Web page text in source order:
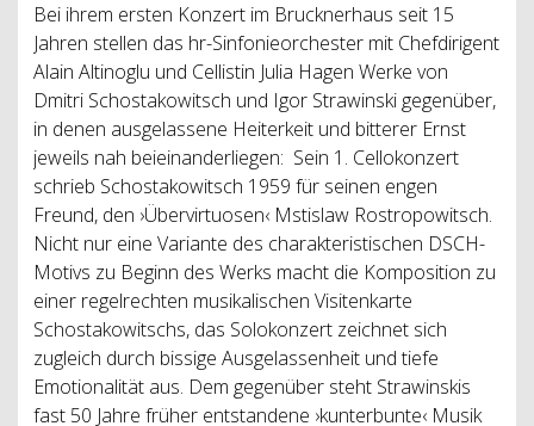
Bei ihrem ersten Konzert im Brucknerhaus seit 15
Jahren stellen das hr-Sinfonieorchester mit Chefdirigent
Alain Altinoglu und Cellistin Julia Hagen Werke von
Dmitri Schostakowitsch und Igor Strawinski gegenüber,
in denen ausgelassene Heiterkeit und bitterer Ernst
jeweils nah beieinanderliegen: Sein 1. Cellokonzert
schrieb Schostakowitsch 1959 für seinen engen
Freund, den ›Übervirtuosen‹ Mstislaw Rostropowitsch.
Nicht nur eine Variante des charakteristischen DSCH-
Motivs zu Beginn des Werks macht die Komposition zu
einer regelrechten musikalischen Visitenkarte
Schostakowitschs, das Solokonzert zeichnet sich
zugleich durch bissige Ausgelassenheit und tiefe
Emotionalität aus. Dem gegenüber steht Strawinskis
fast 50 Jahre früher entstandene ›kunterbunte‹ Musik